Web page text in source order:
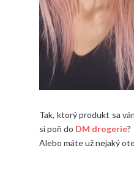
Tak, ktorý produkt sa
si poň do DM drogerie?
Alebo máte už nejaký